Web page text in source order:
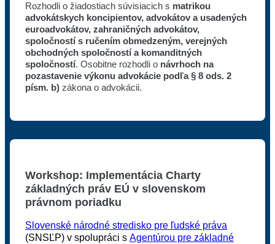
Rozhodli o žiadostiach súvisiacich s matrikou
advokátskych koncipientov, advokátov a usadených
euroadvokátov, zahraničných advokátov,
spoločností s ručením obmedzeným, verejných
obchodných spoločností a komanditných
spoločností. Osobitne rozhodli o návrhoch na
pozastavenie výkonu advokácie podľa § 8 ods. 2
písm. b) zákona o advokácii.
Workshop: Implementácia Charty
základných práv EÚ v slovenskom
právnom poriadku
Slovenské národné stredisko pre ľudské práva
(SNSĽP) v spolupráci s Agentúrou pre základné